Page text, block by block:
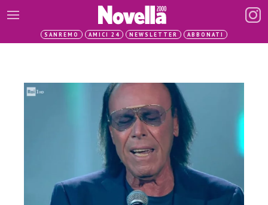
SANREMO AMICI 24 NEWSLETTER ABBONATI